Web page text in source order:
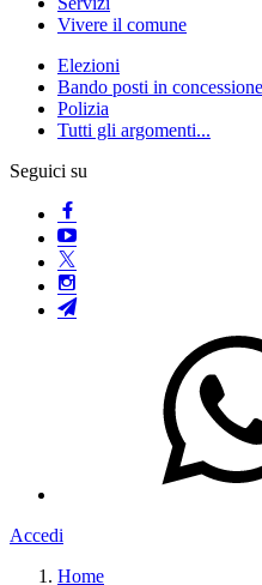
Vivere il comune
Elezioni
Bando posti in
Polizia
Tutti gli argomenti...
Seguici su
Accedi
Home